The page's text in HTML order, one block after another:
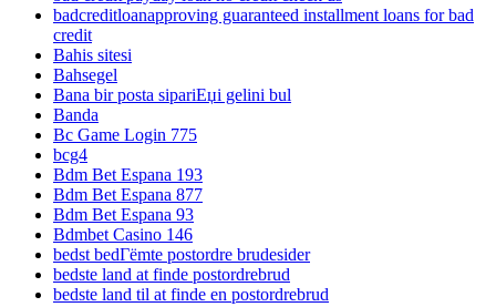
badcreditloanapproving guaranteed installment loans for bad
credit
Bahis sitesi
Bahsegel
Bana bir posta sipariЕџi gelini bul
Banda
Bc Game Login 775
bcg4
Bdm Bet Espana 193
Bdm Bet Espana 877
Bdm Bet Espana 93
Bdmbet Casino 146
bedst bedГёmte postordre brudesider
bedste land at finde postordrebrud
bedste land til at finde en postordrebrud